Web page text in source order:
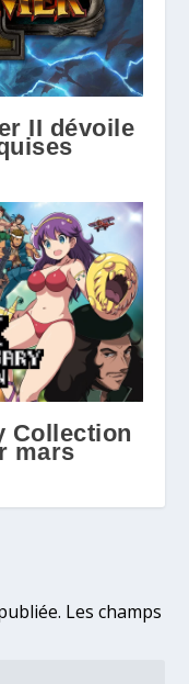
II dévoile
Collection
mars
Les champs